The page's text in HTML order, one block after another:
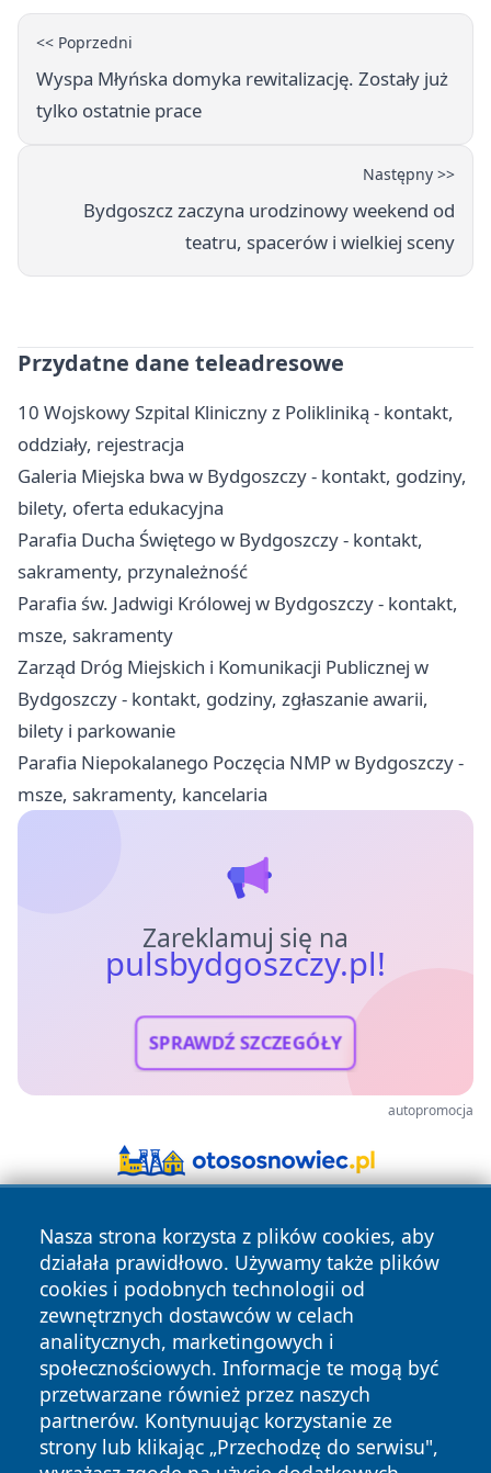
<< Poprzedni
Wyspa Młyńska domyka rewitalizację. Zostały już
tylko ostatnie prace
Następny >>
Bydgoszcz zaczyna urodzinowy weekend od
teatru, spacerów i wielkiej sceny
Przydatne dane teleadresowe
10 Wojskowy Szpital Kliniczny z Polikliniką - kontakt,
oddziały, rejestracja
Galeria Miejska bwa w Bydgoszczy - kontakt, godziny,
bilety, oferta edukacyjna
Parafia Ducha Świętego w Bydgoszczy - kontakt,
sakramenty, przynależność
Parafia św. Jadwigi Królowej w Bydgoszczy - kontakt,
msze, sakramenty
Zarząd Dróg Miejskich i Komunikacji Publicznej w
Bydgoszczy - kontakt, godziny, zgłaszanie awarii,
bilety i parkowanie
Parafia Niepokalanego Poczęcia NMP w Bydgoszczy -
msze, sakramenty, kancelaria
Zareklamuj się na
pulsbydgoszczy.pl!
SPRAWDŹ SZCZEGÓŁY
autopromocja
Nasza strona korzysta z plików cookies, aby
działała prawidłowo. Używamy także plików
cookies i podobnych technologii od
zewnętrznych dostawców w celach
analitycznych, marketingowych i
społecznościowych. Informacje te mogą być
przetwarzane również przez naszych
partnerów. Kontynuując korzystanie ze
strony lub klikając „Przechodzę do serwisu",
Copyright © 2026 pulsbydgoszczy.pl Wszystkie prawa
zastrzeżone.
Polityka
Polityka